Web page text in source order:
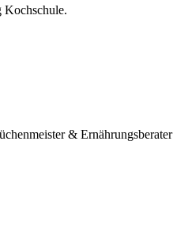
Kochschule.
& Ernährungsberater